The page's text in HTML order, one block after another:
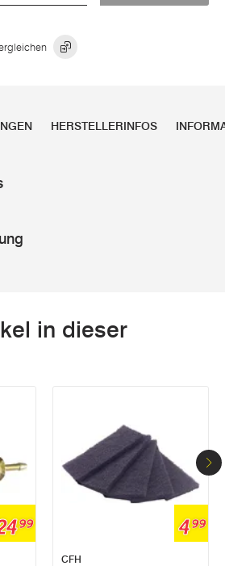
HERSTELLERINFOS
in dieser
99 499
CFH